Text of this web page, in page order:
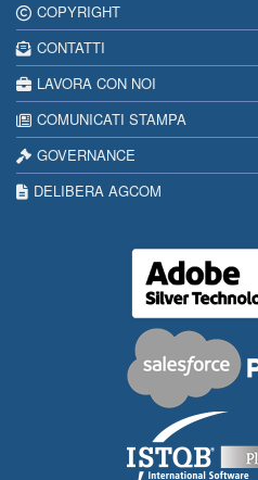
COPYRIGHT
CONTATTI
LAVORA CON NOI
COMUNICATI STAMPA
GOVERNANCE
DELIBERA AGCOM